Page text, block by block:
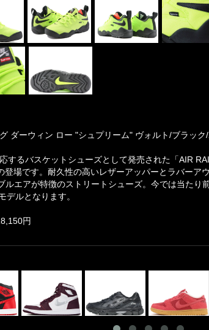
ダーウィン ロー "シュプリーム" ヴォルト/ブラッ
するバスケットシューズとして発売された「AIR
登場です。耐久性の高いレザーアッパーとラバー
ルエアが特徴のストリートシューズ。今では当たり
デルとなります。
円